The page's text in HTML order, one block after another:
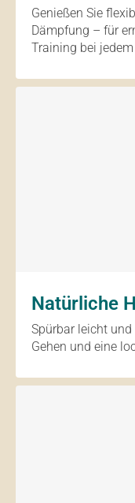
Genießen Sie
Dämpfung – für
Training bei
Natürliche
Spürbar leicht
Gehen und eine